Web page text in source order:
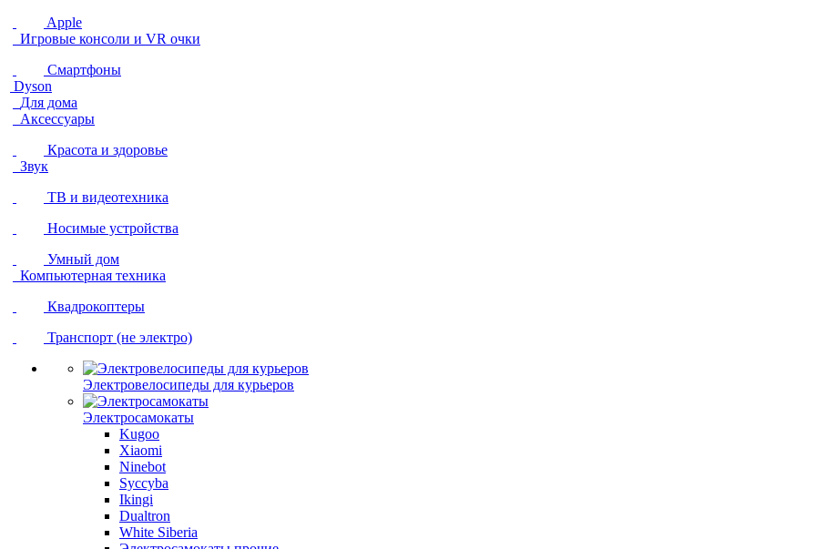
Apple
Игровые консоли и VR очки
Смартфоны
Dyson
Для дома
Аксессуары
Красота и здоровье
Звук
ТВ и видеотехника
Носимые устройства
Умный дом
Компьютерная техника
Квадрокоптеры
Транспорт (не электро)
Электровелосипеды для курьеров
Электросамокаты
Kugoo
Xiaomi
Ninebot
Syccyba
Ikingi
Dualtron
White Siberia